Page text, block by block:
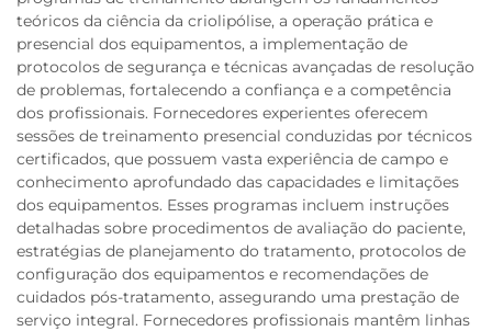
teóricos da ciência da criolipólise, a operação prática e
presencial dos equipamentos, a implementação de
protocolos de segurança e técnicas avançadas de resolução
de problemas, fortalecendo a confiança e a competência
dos profissionais. Fornecedores experientes oferecem
sessões de treinamento presencial conduzidas por técnicos
certificados, que possuem vasta experiência de campo e
conhecimento aprofundado das capacidades e limitações
dos equipamentos. Esses programas incluem instruções
detalhadas sobre procedimentos de avaliação do paciente,
estratégias de planejamento do tratamento, protocolos de
configuração dos equipamentos e recomendações de
cuidados pós-tratamento, assegurando uma prestação de
serviço integral. Fornecedores profissionais mantêm linhas